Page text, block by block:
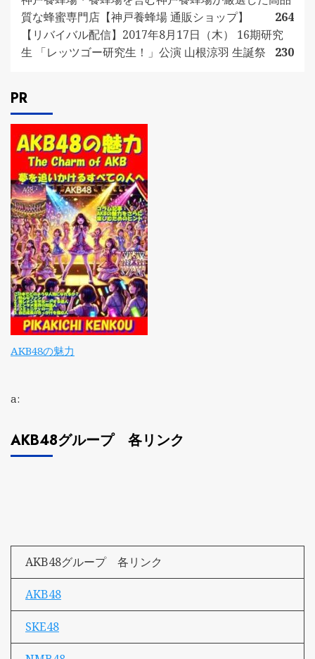
質な蜂蜜専門店【神戸養蜂場 通販ショップ】
264
【リバイバル配信】2017年8月17日（木） 16期研究
生 「レッツゴー研究生！」公演 山根涼羽 生誕祭
230
PR
AKB48の魅力
a:
AKB48グループ 各リンク
AKB48グループ 各リンク
AKB48
SKE48